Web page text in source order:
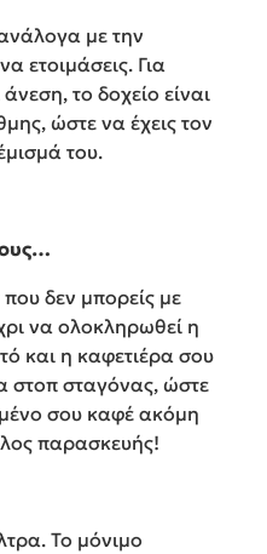
με την
ετοιμάσεις. Για
το δοχείο είναι
ώστε να έχεις τον
του.
που δεν μπορείς με
να ολοκληρωθεί η
και η καφετιέρα σου
στοπ σταγόνας, ώστε
σου καφέ ακόμη
παρασκευής!
Το μόνιμο